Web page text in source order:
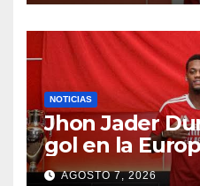
NOTICIAS
Jhon Jader
gol en la
AGOSTO 7, 2026